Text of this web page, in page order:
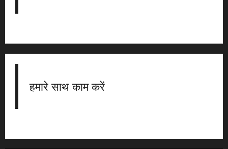
हमारे साथ काम करें